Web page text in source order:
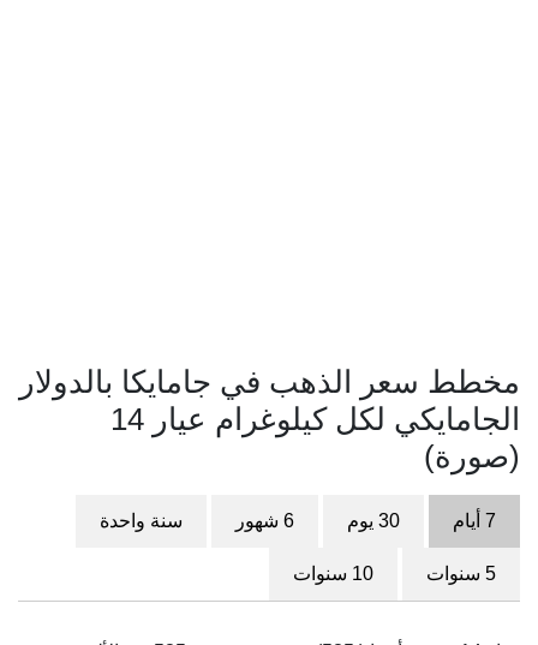
مخطط سعر الذهب في جامايكا بالدولار
الجامايكي لكل كيلوغرام عيار 14
(صورة)
7 أيام 30 يوم 6 شهور سنة واحدة
5 سنوات 10 سنوات